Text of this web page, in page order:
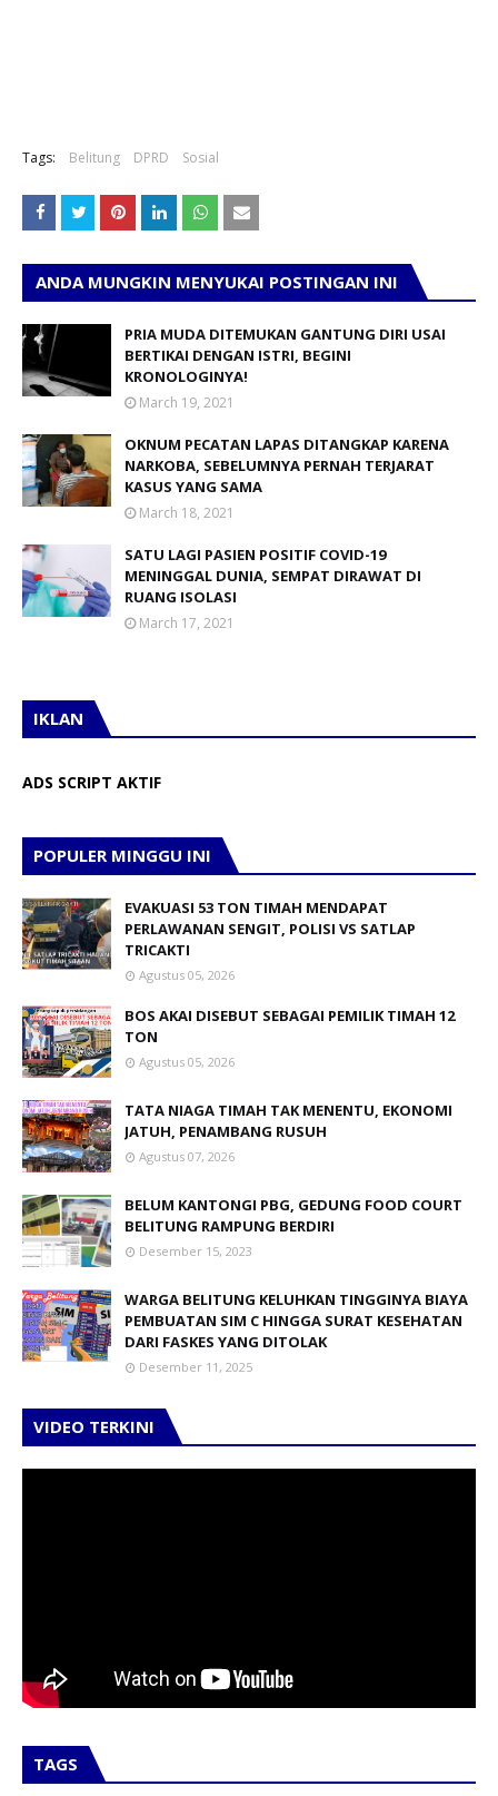
Tags: Belitung DPRD Sosial
ANDA MUNGKIN MENYUKAI POSTINGAN INI
PRIA MUDA DITEMUKAN GANTUNG DIRI USAI
BERTIKAI DENGAN ISTRI, BEGINI
KRONOLOGINYA!
March 19, 2021
OKNUM PECATAN LAPAS DITANGKAP KARENA
NARKOBA, SEBELUMNYA PERNAH TERJARAT
KASUS YANG SAMA
March 18, 2021
SATU LAGI PASIEN POSITIF COVID-19
MENINGGAL DUNIA, SEMPAT DIRAWAT DI
RUANG ISOLASI
March 17, 2021
IKLAN
ADS SCRIPT AKTIF
POPULER MINGGU INI
EVAKUASI 53 TON TIMAH MENDAPAT
PERLAWANAN SENGIT, POLISI VS SATLAP
TRICAKTI
Agustus 05, 2026
BOS AKAI DISEBUT SEBAGAI PEMILIK TIMAH 12
TON
Agustus 05, 2026
TATA NIAGA TIMAH TAK MENENTU, EKONOMI
JATUH, PENAMBANG RUSUH
Agustus 07, 2026
BELUM KANTONGI PBG, GEDUNG FOOD COURT
BELITUNG RAMPUNG BERDIRI
Desember 15, 2023
WARGA BELITUNG KELUHKAN TINGGINYA BIAYA
PEMBUATAN SIM C HINGGA SURAT KESEHATAN
DARI FASKES YANG DITOLAK
Desember 11, 2025
VIDEO TERKINI
TAGS